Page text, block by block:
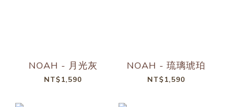
NOAH - 月光灰
NT$1,590
NOAH - 琉璃琥珀
NT$1,590